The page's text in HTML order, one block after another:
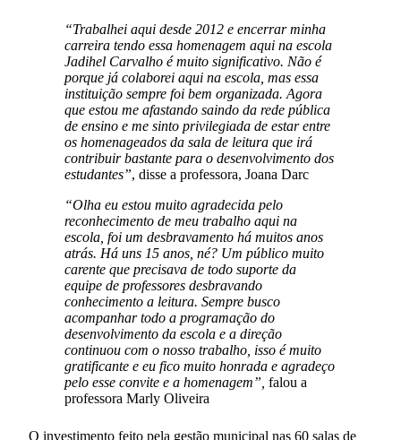
“Trabalhei aqui desde 2012 e encerrar minha
carreira tendo essa homenagem aqui na escola
Jadihel Carvalho é muito significativo. Não é
porque já colaborei aqui na escola, mas essa
instituição sempre foi bem organizada. Agora
que estou me afastando saindo da rede pública
de ensino e me sinto privilegiada de estar entre
os homenageados da sala de leitura que irá
contribuir bastante para o desenvolvimento dos
estudantes”, disse a professora, Joana Darc
“Olha eu estou muito agradecida pelo
reconhecimento de meu trabalho aqui na
escola, foi um desbravamento há muitos anos
atrás. Há uns 15 anos, né? Um público muito
carente que precisava de todo suporte da
equipe de professores desbravando
conhecimento a leitura. Sempre busco
acompanhar todo a programação do
desenvolvimento da escola e a direção
continuou com o nosso trabalho, isso é muito
gratificante e eu fico muito honrada e agradeço
pelo esse convite e a homenagem”, falou a
professora Marly Oliveira
O investimento feito pela gestão municipal nas 60 salas de